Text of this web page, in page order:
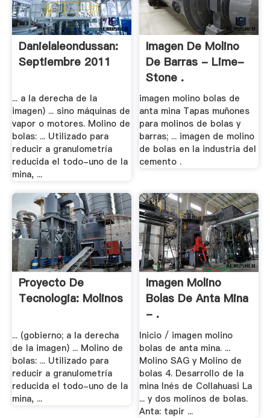
Danielaleondussan:
Septiembre 2011
... a la derecha de la
imagen) ... sino máquinas de
vapor o motores. Molino de
bolas: ... Utilizado para
reducir a granulometría
reducida el todo-uno de la
mina, ...
Imagen De Molino
De Barras - Lime-
Stone .
imagen molino bolas de
anta mina Tapas muñones
para molinos de bolas y
barras; ... imagen de molino
de bolas en la industria del
cemento .
Proyecto De
Tecnologia: Molinos
... (gobierno; a la derecha
de la imagen) ... Molino de
bolas: ... Utilizado para
reducir a granulometría
reducida el todo-uno de la
mina, ...
Imagen Molino
Bolas De Anta Mina
- .
Inicio / imagen molino
bolas de anta mina. ...
Molino SAG y Molino de
bolas 4. Desarrollo de la
mina Inés de Collahuasi La
... y dos molinos de bolas.
Anta: tapir ...